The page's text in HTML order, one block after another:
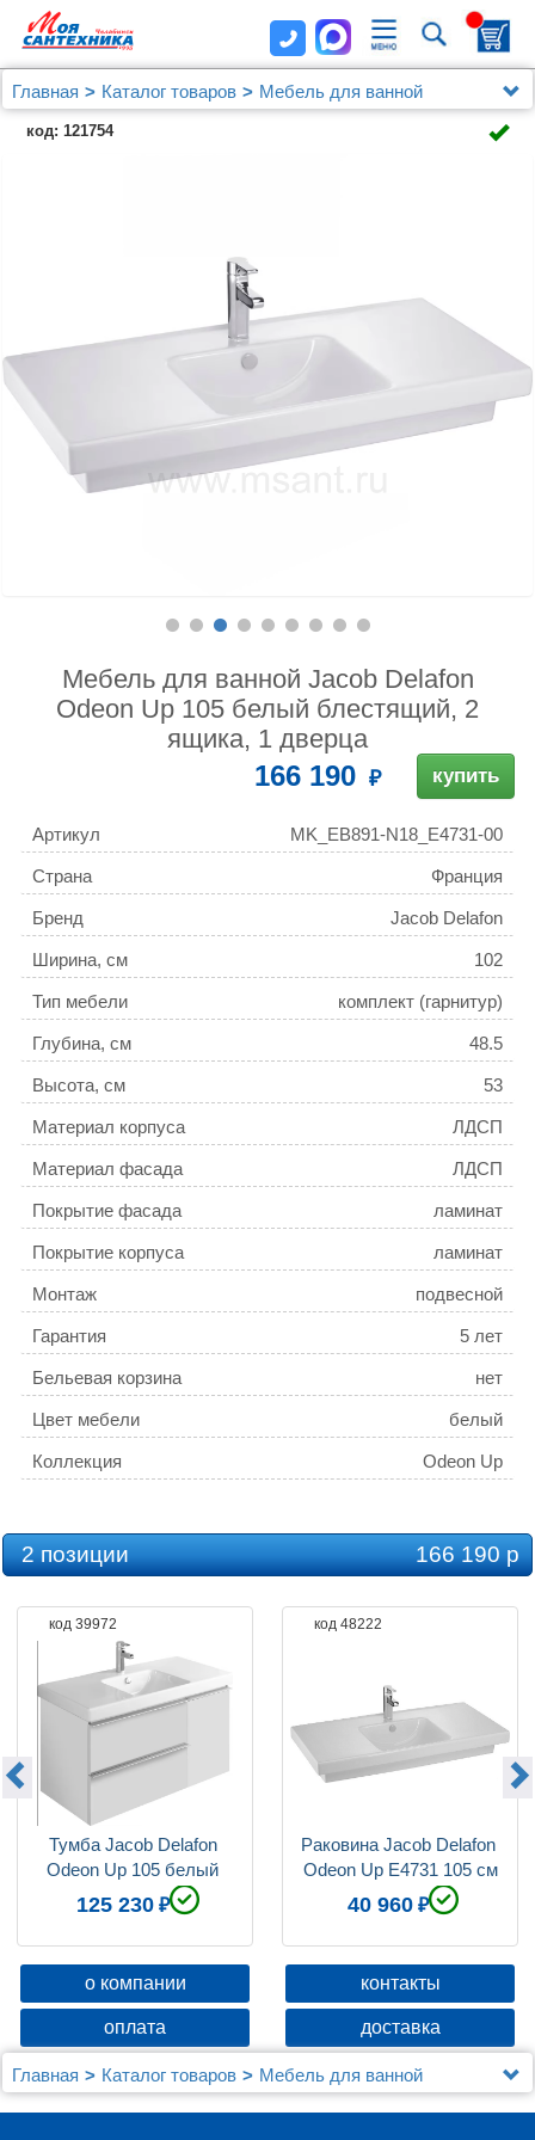
Главная Каталог товаров
Мебель для ванной
Jacob Delafon
Мебель для ванной Jacob Delafon Odeon Up 105
код: 121754
Мебель для ванной Jacob Delafon
Odeon Up 105 белый блестящий, 2
ящика, 1 дверца
166 190 купить
Артикул MK_EB891-N18_E4731-00
Страна Франция
Бренд Jacob Delafon
Ширина, см 102
Тип мебели комплект (гарнитур)
Глубина, см 48.5
Высота, см 53
Материал корпуса ЛДСП
Материал фасада ЛДСП
Покрытие фасада ламинат
Покрытие корпуса ламинат
Монтаж подвесной
Гарантия 5 лет
Бельевая корзина нет
Цвет мебели белый
Коллекция Odeon Up
2 позиции 166 190 р
код 39972
Тумба Jacob Delafon
Odeon Up 105 белый
блестящий, 2 ящика, 1
125 230
код 48222
Раковина Jacob Delafon
Odeon Up E4731 105 см
40 960
о компании контакты
оплата доставка
Главная Каталог товаров
Мебель для ванной
Jacob Delafon